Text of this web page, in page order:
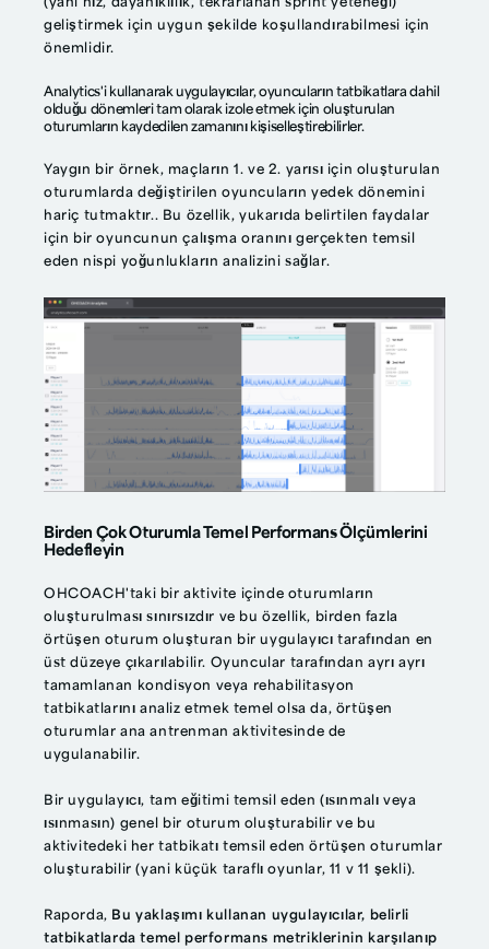
(yani hız, dayanıklılık, tekrarlanan sprint yeteneği)
geliştirmek için uygun şekilde koşullandırabilmesi için
önemlidir.
Analytics'i kullanarak uygulayıcılar, oyuncuların tatbikatlara dahil
olduğu dönemleri tam olarak izole etmek için oluşturulan
oturumların kaydedilen zamanını kişiselleştirebilirler.
Yaygın bir örnek, maçların 1. ve 2. yarısı için oluşturulan
oturumlarda değiştirilen oyuncuların yedek dönemini
hariç tutmaktır.. Bu özellik, yukarıda belirtilen faydalar
için bir oyuncunun çalışma oranını gerçekten temsil
eden nispi yoğunlukların analizini sağlar.
Birden Çok Oturumla Temel Performans Ölçümlerini
Hedefleyin
OHCOACH'taki bir aktivite içinde oturumların
oluşturulması sınırsızdır ve bu özellik, birden fazla
örtüşen oturum oluşturan bir uygulayıcı tarafından en
üst düzeye çıkarılabilir. Oyuncular tarafından ayrı ayrı
tamamlanan kondisyon veya rehabilitasyon
tatbikatlarını analiz etmek temel olsa da, örtüşen
oturumlar ana antrenman aktivitesinde de
uygulanabilir.
Bir uygulayıcı, tam eğitimi temsil eden (ısınmalı veya
ısınmasın) genel bir oturum oluşturabilir ve bu
aktivitedeki her tatbikatı temsil eden örtüşen oturumlar
oluşturabilir (yani küçük taraflı oyunlar, 11 v 11 şekli).
Raporda, Bu yaklaşımı kullanan uygulayıcılar, belirli
tatbikatlarda temel performans metriklerinin karşılanıp